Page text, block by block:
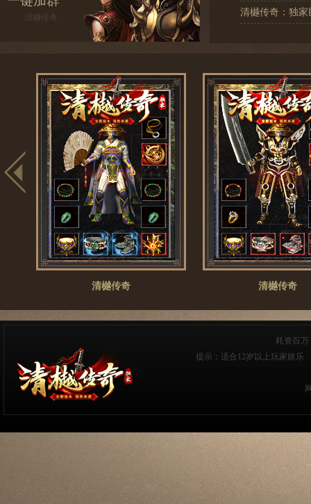
清樾传奇 清樾传奇：独
清樾传奇 清樾传奇
耗资百万
提示：适合12岁以上玩家娱乐